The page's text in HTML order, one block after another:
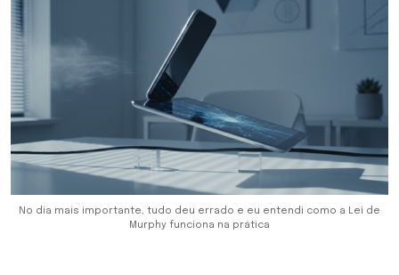
No dia mais importante, tudo deu errado e eu entendi como a Lei de
Murphy funciona na prática